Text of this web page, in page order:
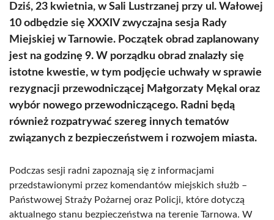
Dziś, 23 kwietnia, w Sali Lustrzanej przy ul. Wałowej
10 odbędzie się XXXIV zwyczajna sesja Rady
Miejskiej w Tarnowie. Początek obrad zaplanowany
jest na godzinę 9. W porządku obrad znalazły się
istotne kwestie, w tym podjęcie uchwały w sprawie
rezygnacji przewodniczącej Małgorzaty Mękal oraz
wybór nowego przewodniczącego. Radni będą
również rozpatrywać szereg innych tematów
związanych z bezpieczeństwem i rozwojem miasta.
Podczas sesji radni zapoznają się z informacjami
przedstawionymi przez komendantów miejskich służb –
Państwowej Straży Pożarnej oraz Policji, które dotyczą
aktualnego stanu bezpieczeństwa na terenie Tarnowa. W